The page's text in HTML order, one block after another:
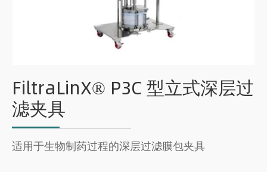
FiltraLinX® P3C 型立式深层过
滤夹具
适用于生物制药过程的深层过滤膜包夹具